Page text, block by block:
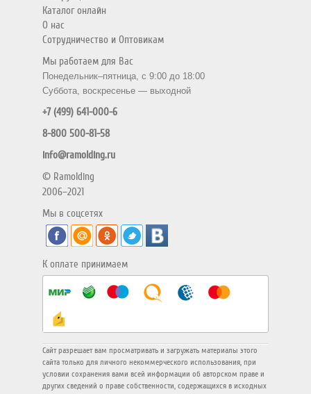
Каталог онлайн
О нас
Сотрудничество и Оптовикам
Мы работаем для Вас
Понедельник–пятница, с 9:00 до 18:00
Суббота, воскресенье — выходной
+7 (499) 641-000-6
8-800 500-81-58
info@ramolding.ru
© Ramolding
2006–2021
Мы в соцсетях
К оплате принимаем
Сайт разрешает вам просматривать и загружать материалы этого
сайта только для личного некоммерческого использования, при
условии сохранения вами всей информации об авторском праве и
других сведений о праве собственности, содержащихся в исходных